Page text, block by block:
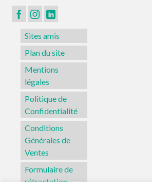
Sites amis
Plan du site
Mentions
légales
Politique de
Confidentialité
Conditions
Générales de
Ventes
Formulaire de
rétractation